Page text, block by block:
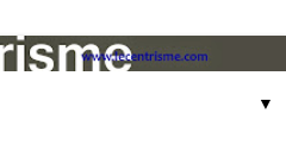
▼